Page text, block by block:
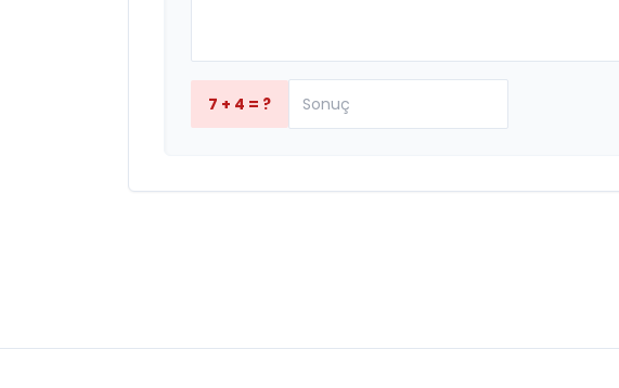
7 + 4 = ?